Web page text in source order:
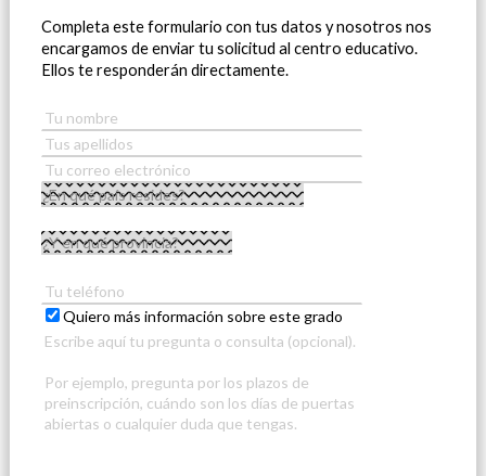
Completa este formulario con tus datos y nosotros nos
encargamos de enviar tu solicitud al centro educativo.
Ellos te responderán directamente.
Quiero más información sobre este grado